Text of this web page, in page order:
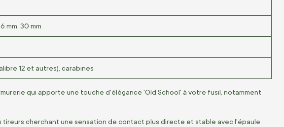
mm, 30 mm
12 et autres), carabines
qui apporte une touche d'élégance 'Old School' à votre fusil, notamment
cherchant une sensation de contact plus directe et stable avec l'épaule